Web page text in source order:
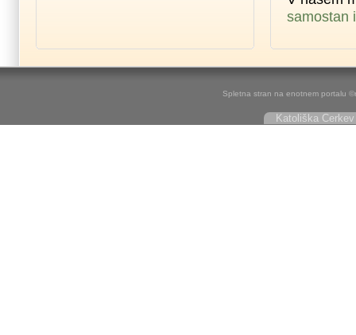
samostan
Spletna stran na enotnem portalu
Katoliška